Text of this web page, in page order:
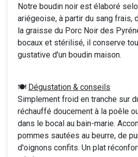
Notre boudin noir est élaboré
ariégeoise, à partir du sang frais,
la graisse du Porc Noir des
bocaux et stérilisé, il conserve
gustative d'un boudin maison.
🍽️ Dégustation & conseils
Simplement froid en tranche sur
réchauffé doucement à la poêle
dans le bocal au bain-marie.
pommes sautées au beurre, de
d'oignons confits. Un plat